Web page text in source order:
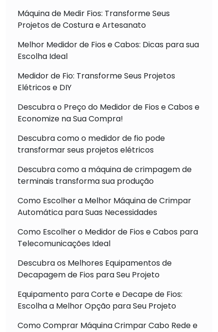
Máquina de Medir Fios: Transforme Seus
Projetos de Costura e Artesanato
Melhor Medidor de Fios e Cabos: Dicas para sua
Escolha Ideal
Medidor de Fio: Transforme Seus Projetos
Elétricos e DIY
Descubra o Preço do Medidor de Fios e Cabos e
Economize na Sua Compra!
Descubra como o medidor de fio pode
transformar seus projetos elétricos
Descubra como a máquina de crimpagem de
terminais transforma sua produção
Como Escolher a Melhor Máquina de Crimpar
Automática para Suas Necessidades
Como Escolher o Medidor de Fios e Cabos para
Telecomunicações Ideal
Descubra os Melhores Equipamentos de
Decapagem de Fios para Seu Projeto
Equipamento para Corte e Decape de Fios:
Escolha a Melhor Opção para Seu Projeto
Como Comprar Máquina Crimpar Cabo Rede e